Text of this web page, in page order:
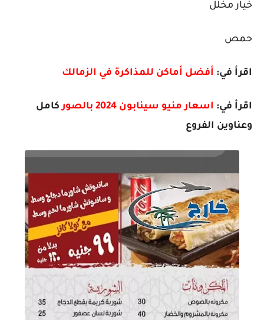
خيار مخلل
حمص
اقرأ في: أفضل أماكن للمذاكرة في الزمالك
اقرأ في: اسعار منيو سينابون 2024 بالصور
كامل
وعناوين الفروع